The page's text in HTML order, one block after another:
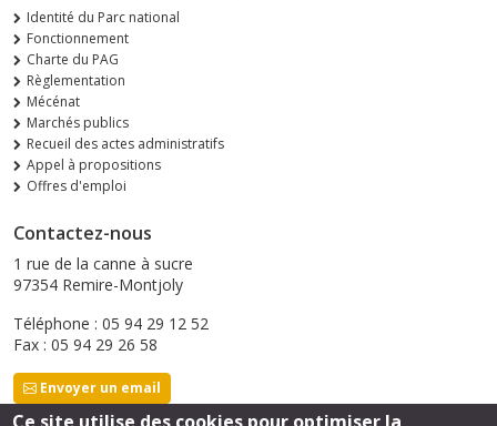
Identité du Parc national
Fonctionnement
Charte du PAG
Règlementation
Mécénat
Marchés publics
Recueil des actes administratifs
Appel à propositions
Offres d'emploi
Contactez-nous
1 rue de la canne à sucre
97354 Remire-Montjoly
Téléphone : 05 94 29 12 52
Fax : 05 94 29 26 58
Envoyer un email